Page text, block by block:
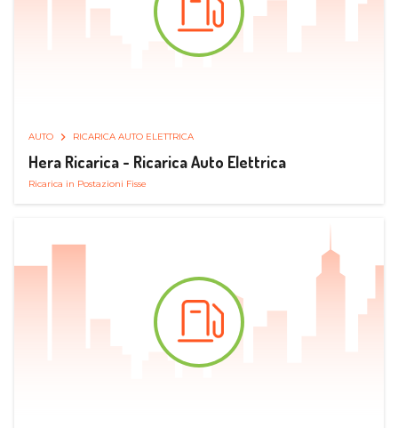
AUTO RICARICA AUTO ELETTRICA
Hera Ricarica - Ricarica Auto Elettrica
Ricarica in Postazioni Fisse